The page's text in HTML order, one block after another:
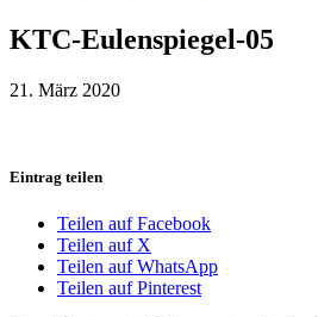
KTC-Eulenspiegel-05
21. März 2020
Eintrag teilen
Teilen auf Facebook
Teilen auf X
Teilen auf WhatsApp
Teilen auf Pinterest